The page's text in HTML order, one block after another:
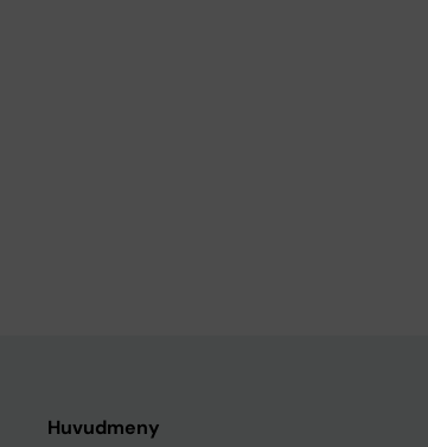
Huvudmeny